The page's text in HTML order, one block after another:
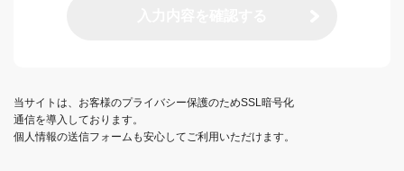
当サイトは、お客様のプライバシー保護のためSSL暗号化
通信を導入しております。
個人情報の送信フォームも安心してご利用いただけます。